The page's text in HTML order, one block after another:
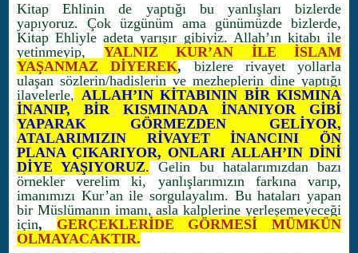
Kitap Ehlinin de yaptığı bu yanlışları bizlerde
yapıyoruz. Çok üzgünüm ama günümüzde bizlerde,
Kitap Ehliyle adeta yarışır gibiyiz. Allah’ın kitabı ile
yetinmeyip, YALNIZ KUR’AN İLE İSLAM
YAŞANMAZ DİYEREK, bizlere rivayet yollarla
ulaşan sözlerin/hadislerin ve mezheplerin dine yaptığı
ilavelerle, ALLAH’IN KİTABININ BİR KISMINA
İNANIP, BİR KISMINADA İNANIYOR GİBİ
YAPARAK GÖRMEZDEN GELİYOR,
ATALARIMIZIN RİVAYET İNANCINI ÖN
PLANA ÇIKARIYOR, ONLARI ALLAH’IN DİNİ
DİYE YAŞIYORUZ. Gelin bu hatalarımızdan bazı
örnekler verelim ki, yanlışlarımızın farkına varıp,
imanımızı Kur’an ile sorgulayalım. Bu hataları yapan
bir Müslümanın imanı, asla kalplerine yerleşemeyeceği
için, GERÇEKLERİDE GÖRMESİ MÜMKÜN
OLMAYACAKTIR.